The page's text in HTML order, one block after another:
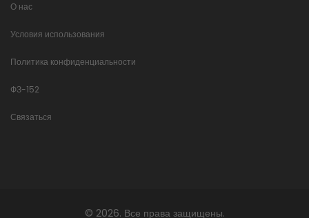
О нас
Условия использования
Политика конфиденциальности
ФЗ-152
Связаться
© 2026. Все права защищены.